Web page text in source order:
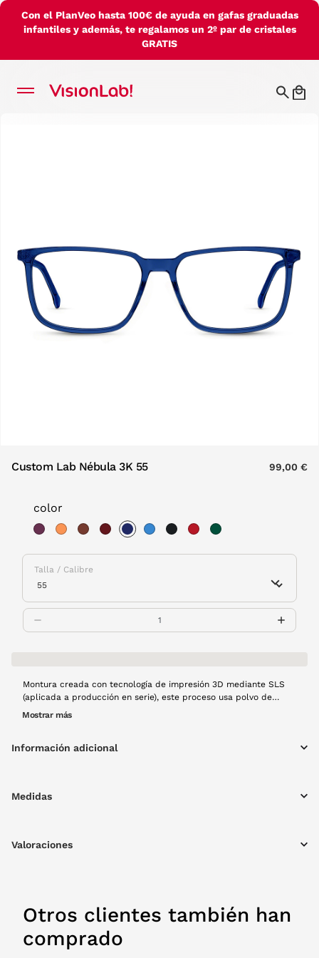
Con el PlanVeo hasta 100€ de ayuda en gafas graduadas
infantiles y además, te regalamos un 2º par de cristales
GRATIS
Custom Lab Nébula 3K 55 99,00 €
color
Talla / Calibre
Montura creada con tecnología de impresión 3D mediante SLS
(aplicada a producción en serie), este proceso usa polvo de
Nylon 12, material que aporta resistencia y ligereza al diseño,
rectangular y color berenjena en acabado opaco, forma
Mostrar más
Información adicional
Medidas
Valoraciones
Otros clientes también han
comprado